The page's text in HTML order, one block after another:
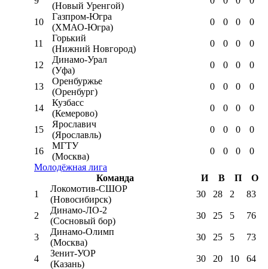
(Новый Уренгой)
10
Газпром-Югра
(ХМАО-Югра)
0 0 0 0
11
Горький
(Нижний Новгород)
0 0 0 0
12
Динамо-Урал
(Уфа)
0 0 0 0
13
Оренбуржье
(Оренбург)
0 0 0 0
14
Кузбасс
(Кемерово)
0 0 0 0
15
Ярославич
(Ярославль)
0 0 0 0
16
МГТУ
(Москва)
0 0 0
0
Молодёжная лига
Команда
И В П
О
1
Локомотив-CШОР
(Новосибирск)
30 28 2 83
2
Динамо-ЛО-2
(Сосновый бор)
30 25 5 76
3
Динамо-Олимп
(Москва)
30 25 5 73
4
Зенит-УОР
(Казань)
30 20 10 64